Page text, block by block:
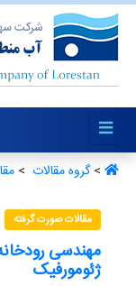
>گروه مقالات ‏ >
مقالات صورت گرفته
مهندسی
ژئومورفیک